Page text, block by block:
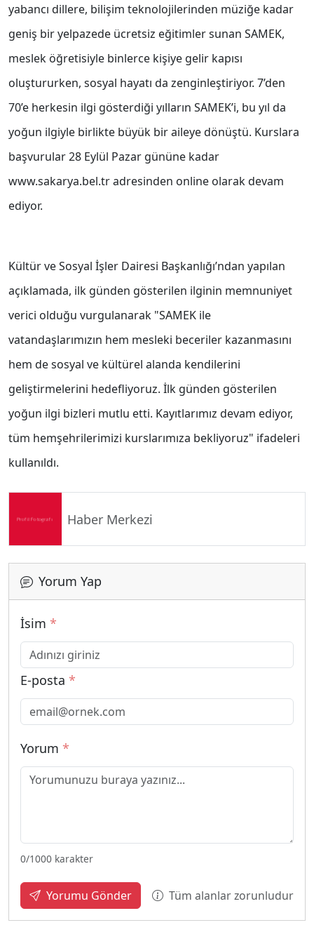
yabancı dillere, bilişim teknolojilerinden müziğe kadar
geniş bir yelpazede ücretsiz eğitimler sunan SAMEK,
meslek öğretisiyle binlerce kişiye gelir kapısı
oluştururken, sosyal hayatı da zenginleştiriyor. 7’den
70’e herkesin ilgi gösterdiği yılların SAMEK’i, bu yıl da
yoğun ilgiyle birlikte büyük bir aileye dönüştü. Kurslara
başvurular 28 Eylül Pazar gününe kadar
www.sakarya.bel.tr adresinden online olarak devam
ediyor.
Kültür ve Sosyal İşler Dairesi Başkanlığı’ndan yapılan
açıklamada, ilk günden gösterilen ilginin memnuniyet
verici olduğu vurgulanarak "SAMEK ile
vatandaşlarımızın hem mesleki beceriler kazanmasını
hem de sosyal ve kültürel alanda kendilerini
geliştirmelerini hedefliyoruz. İlk günden gösterilen
yoğun ilgi bizleri mutlu etti. Kayıtlarımız devam ediyor,
tüm hemşehrilerimizi kurslarımıza bekliyoruz" ifadeleri
kullanıldı.
Haber Merkezi
Yorum Yap
İsim *
E-posta *
Yorum *
0/1000 karakter
Yorumu Gönder Tüm alanlar zorunludur